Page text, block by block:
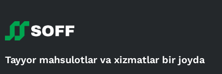
Tayyor mahsulotlar va xizmatlar bir joyda